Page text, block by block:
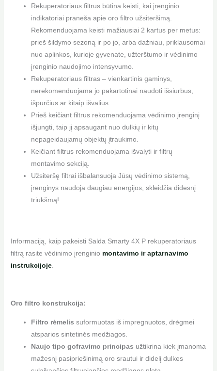
Rekuperatoriaus filtrus būtina keisti, kai įrenginio
indikatoriai praneša apie oro filtro užsiteršimą.
Rekomenduojama keisti mažiausiai 2 kartus per metus:
prieš šildymo sezoną ir po jo, arba dažniau, priklausomai
nuo aplinkos, kurioje gyvenate, užterštumo ir vėdinimo
įrenginio naudojimo intensyvumo.
Rekuperatoriaus filtras – vienkartinis gaminys,
nerekomenduojama jo pakartotinai naudoti išsiurbus,
išpurčius ar kitaip išvalius.
Prieš keičiant filtrus rekomenduojama vėdinimo įrenginį
išjungti, taip jį apsaugant nuo dulkių ir kitų
nepageidaujamų objektų įtraukimo.
Keičiant filtrus rekomenduojama išvalyti ir filtrų
montavimo sekciją.
Užsiteršę filtrai išbalansuoja Jūsų vėdinimo sistemą,
įrenginys naudoja daugiau energijos, skleidžia didesnį
triukšmą!
Informaciją, kaip pakeisti Salda Smarty 4X P rekuperatoriaus
filtrą rasite vėdinimo įrenginio montavimo ir aptarnavimo
instrukcijoje.
Oro filtro konstrukcija:
Filtro rėmelis suformuotas iš impregnuotos, drėgmei
atsparios sintetinės medžiagos.
Naujo tipo gofravimo principas užtikrina kiek įmanoma
mažesnį pasipriešinimą oro srautui ir didelį dulkes